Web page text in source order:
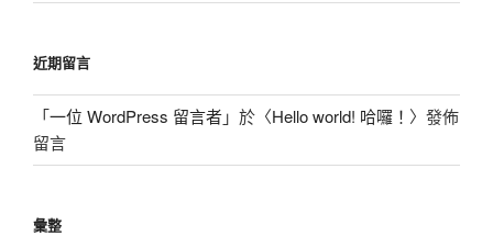
近期留言
「一位 WordPress 留言者」於〈Hello world! 哈囉！ 〉發佈
留言
彙整